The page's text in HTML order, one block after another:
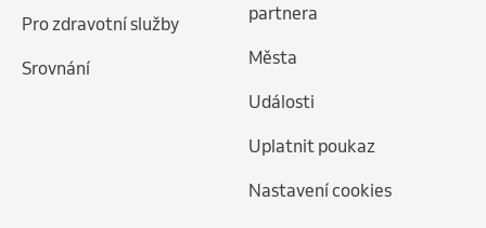
Pro zdravotní služby
Srovnání
partnera
Města
Události
Uplatnit poukaz
Nastavení cookies